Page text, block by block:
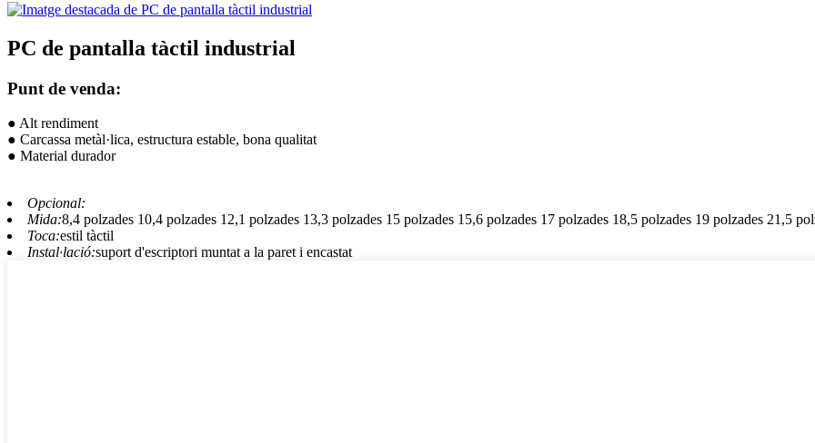
PC de pantalla tàctil industrial
Punt de venda:
● Alt rendiment
● Carcassa metàl·lica, estructura estable, bona qualitat
● Material durador
Opcional:
Mida:8,4 polzades 10,4 polzades 12,1 polzades 13,3 polzades 15 polzades 15,6 polzades 17 polzades 18,5 polzades 19 polzades 21,5
Toca:estil tàctil
Instal·lació:suport d'escriptori muntat a la paret i encastat